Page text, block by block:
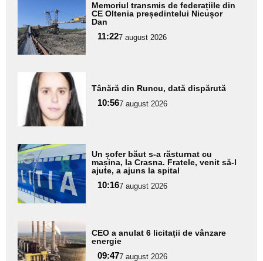
aici textul
pentru
subtitlu
Memoriul transmis de federațiile din
CE Oltenia președintelui Nicușor
Dan
11:227 august 2026
Adaugă
aici textul
pentru
subtitlu
Tânără din Runcu, dată dispărută
10:567 august 2026
Adaugă
aici textul
pentru
subtitlu
Un șofer băut s-a răsturnat cu
mașina, la Crasna. Fratele, venit să-l
ajute, a ajuns la spital
10:167 august 2026
Adaugă
aici textul
pentru
CEO a anulat 6 licitații de vânzare
energie
09:477 august 2026